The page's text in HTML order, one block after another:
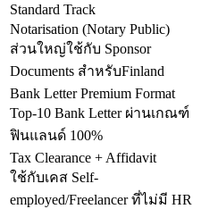
Standard Track
Notarisation (Notary Public)
ส่วนใหญ่ใช้กับ Sponsor
Documents สำหรับFinland
Bank Letter Premium Format
Top-10 Bank Letter ผ่านเกณฑ์
ฟินแลนด์ 100%
Tax Clearance + Affidavit
ใช้กับเคส Self-
employed/Freelancer ที่ไม่มี HR